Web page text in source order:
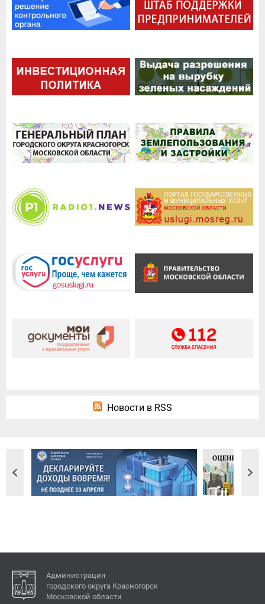
Новости в RSS
Администрация
городского округа Красногорск
Московской области